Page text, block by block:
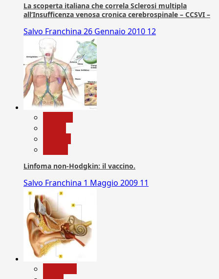
La scoperta italiana che correla Sclerosi multipla
all’Insufficenza venosa cronica cerebrospinale – CCSVI –
Salvo Franchina 26 Gennaio 2010 12
Linfoma non-Hodgkin: il vaccino.
Salvo Franchina 1 Maggio 2009 11